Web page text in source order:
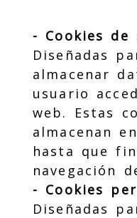
- Cookies de
Diseñadas
almacenar
usuario
web. Estas
almacenan
hasta que
navegación
- Cookies
Diseñadas